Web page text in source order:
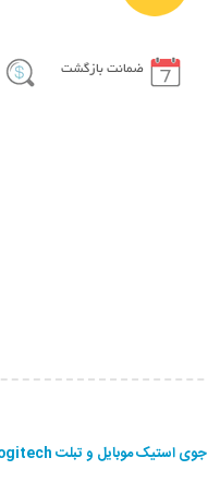
ضمانت بازگشت
جوی استیک موبایل و تبلت Logitech